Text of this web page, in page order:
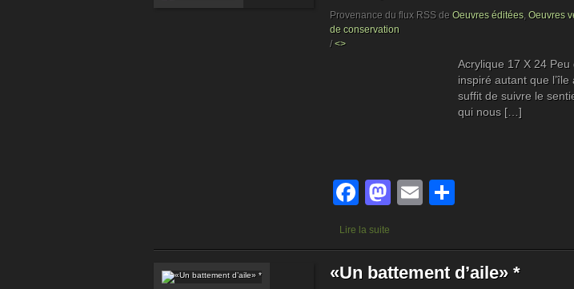
Provenance du flux RSS de Oeuvres éditées, Oeuvres
de conservation
/<>
Acrylique 17 X 24 Peu
inspiré autant que
suffit de suivre le
qui nous […]
Facebook
Mastodon
Email
Lire la suite
«Un battement d’aile» *